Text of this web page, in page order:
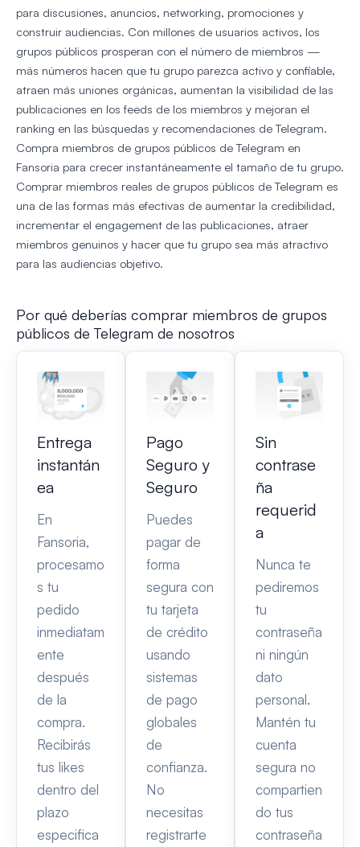
para discusiones, anuncios, networking, promociones y
construir audiencias. Con millones de usuarios activos, los
grupos públicos prosperan con el número de miembros —
más números hacen que tu grupo parezca activo y confiable,
atraen más uniones orgánicas, aumentan la visibilidad de las
publicaciones en los feeds de los miembros y mejoran el
ranking en las búsquedas y recomendaciones de Telegram.
Compra miembros de grupos públicos de Telegram en
Fansoria para crecer instantáneamente el tamaño de tu grupo.
Comprar miembros reales de grupos públicos de Telegram es
una de las formas más efectivas de aumentar la credibilidad,
incrementar el engagement de las publicaciones, atraer
miembros genuinos y hacer que tu grupo sea más atractivo
para las audiencias objetivo.
Por qué deberías comprar miembros de grupos
públicos de Telegram de nosotros
Entrega
instantán
ea
En
Fansoria,
procesamo
s tu
pedido
inmediatam
ente
después
de la
compra.
Recibirás
tus likes
dentro del
plazo
especifica
Pago
Seguro y
Seguro
Puedes
pagar de
forma
segura con
tu tarjeta
de crédito
usando
sistemas
de pago
globales
de
confianza.
No
necesitas
registrarte
Sin
contrase
ña
requerid
a
Nunca te
pediremos
tu
contraseña
ni ningún
dato
personal.
Mantén tu
cuenta
segura no
compartien
do tus
contraseña